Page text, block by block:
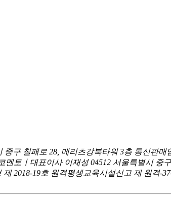
중구 칠패로 28, 메리츠강북타워 3층 통신판매
멘토ㅣ대표이사 이재성 04512 서울특별시 중
2018-19호 원격평생교육시설신고 제 원격-